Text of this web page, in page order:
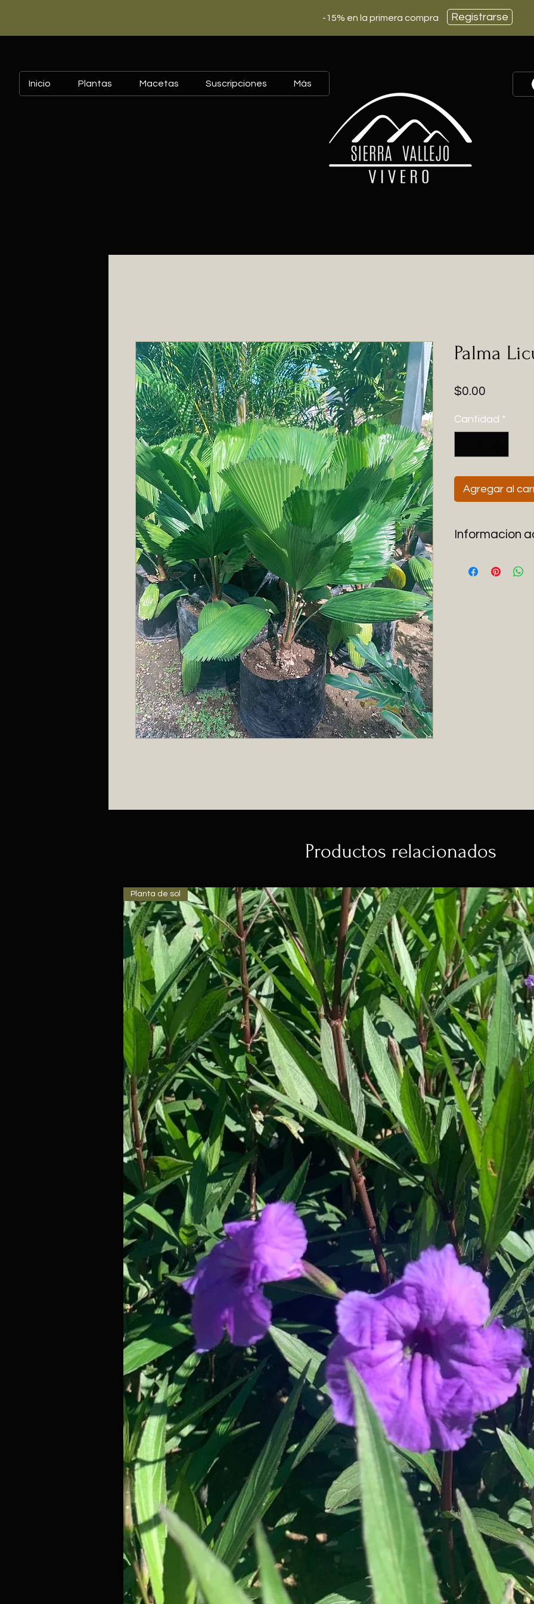
-15% en la primera compra Registrarse
Inicio Plantas Macetas Suscripciones Más
Palma
$0.00
Cantidad *
Agregar al
Informacion
y poco agua
Productos relacionados
Planta de sol